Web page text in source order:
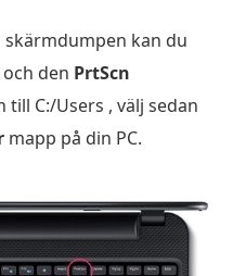
skärmdumpen kan du
och den PrtScn
C:/Users , välj sedan
mapp på din PC.